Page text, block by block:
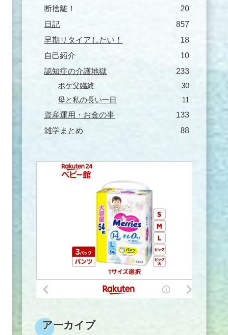
断捨離！
20
日記
857
早期リタイアしたい！
18
自己紹介
10
認知症の介護地獄
233
ボケ父臨終
30
母と私の長い一日
11
資産運用・お金の事
133
雑学まとめ
88
アーカイブ